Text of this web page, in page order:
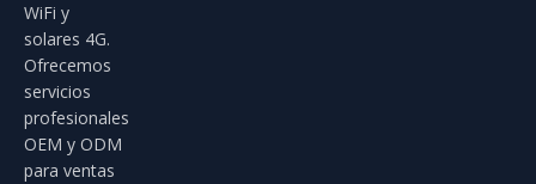
WiFi y
solares 4G.
Ofrecemos
servicios
profesionales
OEM y ODM
para ventas